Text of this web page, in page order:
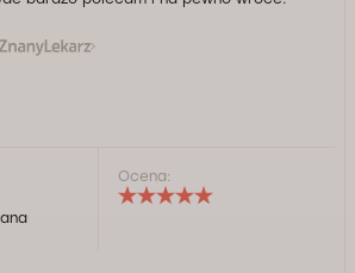
Ocena: